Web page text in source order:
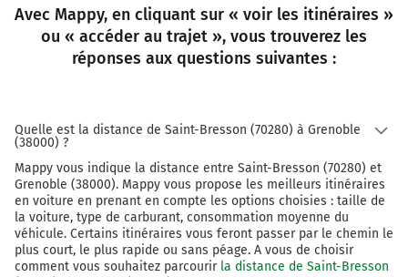
LYON
LONS LE S.
DOLE-CHOISEY
Autoroute Blanche
Continuer E611 (A42) sur 40 kilomètres
E611
A42
GRENOBLE
278 km
Avec Mappy, en cliquant sur « voir les itinéraires »
ou « accéder au trajet », vous trouverez les
réponses aux questions suivantes :
Quelle est la distance de Saint-Bresson (70280) à Grenoble
(38000) ?
Mappy vous indique la distance entre Saint-Bresson (70280) et
Grenoble (38000). Mappy vous propose les meilleurs itinéraires
en voiture en prenant en compte les options choisies : taille de
la voiture, type de carburant, consommation moyenne du
véhicule. Certains itinéraires vous feront passer par le chemin le
plus court, le plus rapide ou sans péage. A vous de choisir
comment vous souhaitez parcourir la distance de Saint-Bresson